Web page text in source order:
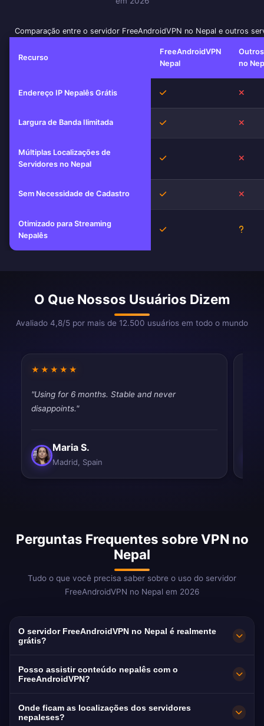
Comparação entre o servidor FreeAndroidVPN no Nepal e outros
Recurso
FreeAndroidVPN
Nepal
no
Endereço IP Nepalês Grátis Sim
Largura de Banda Ilimitada Sim
Múltiplas Localizações de
Servidores no Nepal
Sim
Sem Necessidade de Cadastro Sim
Otimizado para Streaming
Nepalês
Sim
O Que Nossos Usuários Dizem
Avaliado 4,8/5 por mais de 12.500 usuários em todo o mundo
★★★★★
"Using for 6 months. Stable and never
disappoints."
Maria S.
Madrid, Spain
Perguntas Frequentes sobre VPN no
Nepal
Tudo o que você precisa saber sobre o uso do servidor
FreeAndroidVPN no Nepal em 2026
O servidor FreeAndroidVPN no Nepal é realmente
grátis?
Sim! O servidor FreeAndroidVPN no Nepal é
100% grátis. Essencial para mais de 4 milhões
mundo todo.
Posso assistir conteúdo nepalês com o
FreeAndroidVPN?
Kantipur TV com streaming suave em idioma
Onde ficam as localizações dos servidores
nepaleses?